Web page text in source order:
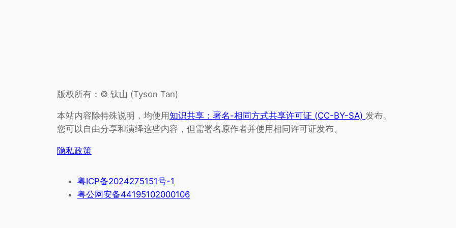
版权所有：© 钛山 (Tyson Tan)
本站内容除特殊说明，均使用知识共享：署名-相同方式共享许可证 (CC-BY-SA) 发布。
您可以自由分享和演绎这些内容，但需署名原作者并使用相同许可证发布。
隐私政策
粤ICP备2024275151号-1
粤公网安备44195102000106